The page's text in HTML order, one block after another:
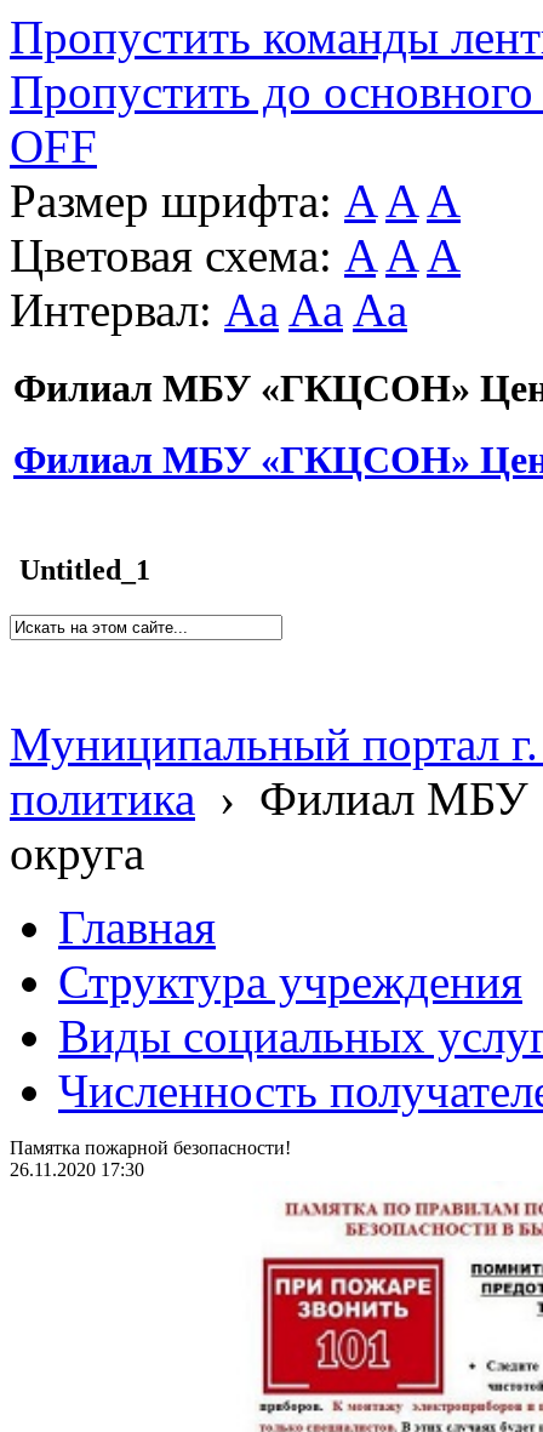
Пропустить команды
Пропустить до основного
OFF
Размер шрифта: A A A
Цветовая схема: A A A
Интервал: Aa Aa Aa
Филиал МБУ «ГКЦСОН»
Филиал МБУ «ГКЦСОН»
Untitled_1
Муниципальный портал
политика › Филиал МБУ
округа
Главная
Структура учреждения
Виды социальных
Численность
Памятка пожарной безопасности!
26.11.2020 17:30